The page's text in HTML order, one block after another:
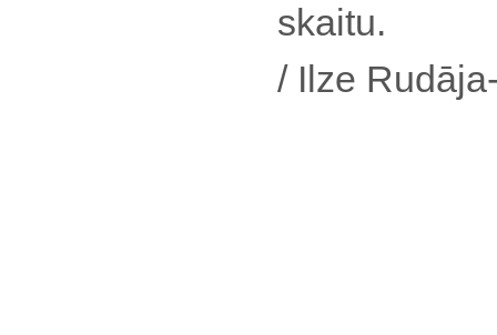
skaitu.
/ Ilze